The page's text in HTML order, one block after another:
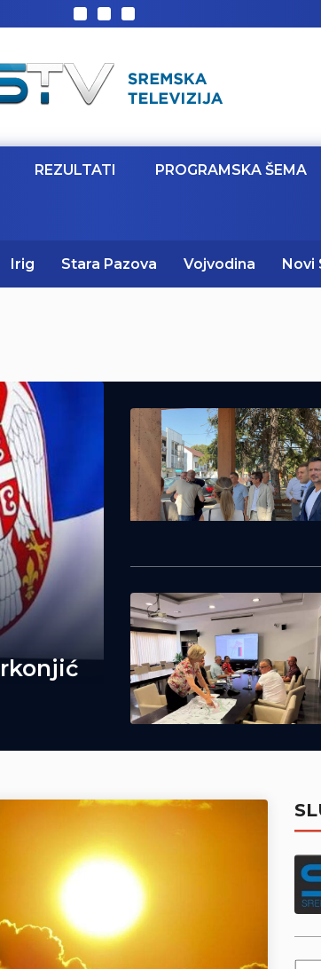
REZULTATI PROGRAMSKA ŠEMA
Irig Stara Pazova Vojvodina Novi